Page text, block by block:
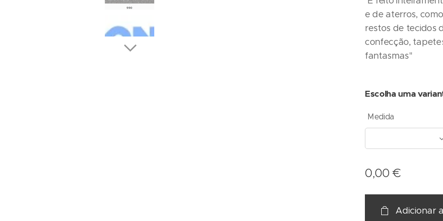
e de aterros,
restos de tecidos
confecção,
fantasmas"
Escolha uma
Medida
0,00 €
Adicionar